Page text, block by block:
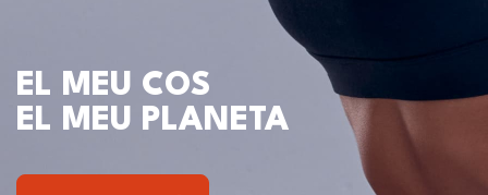
EL MEU COS
EL MEU PLANETA